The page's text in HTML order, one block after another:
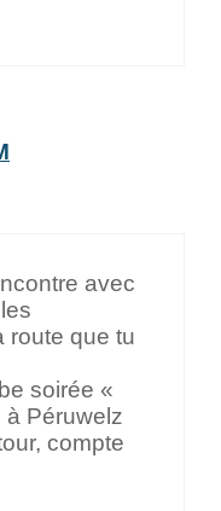
avec
route que tu
soirée «
à Péruwelz
compte